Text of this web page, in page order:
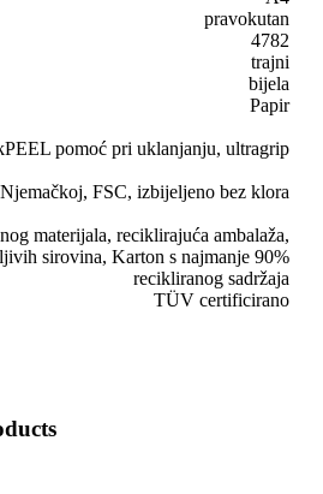
pravokutan
4782
trajni
bijela
Papir
pomoć pri uklanjanju, ultragrip
FSC, izbijeljeno bez klora
materijala, reciklirajuća ambalaža,
sirovina, Karton s najmanje 90%
recikliranog sadržaja
TÜV certificirano